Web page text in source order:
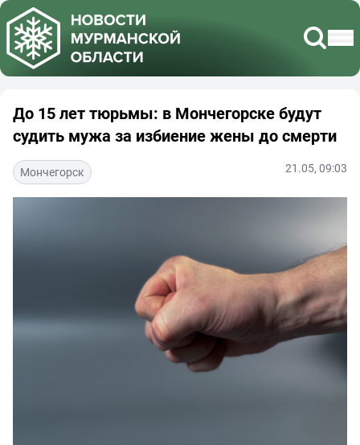
До 15 лет тюрьмы: в Мончегорске будут
судить мужа за избиение жены до смерти
Мончегорск 21.05, 09:03